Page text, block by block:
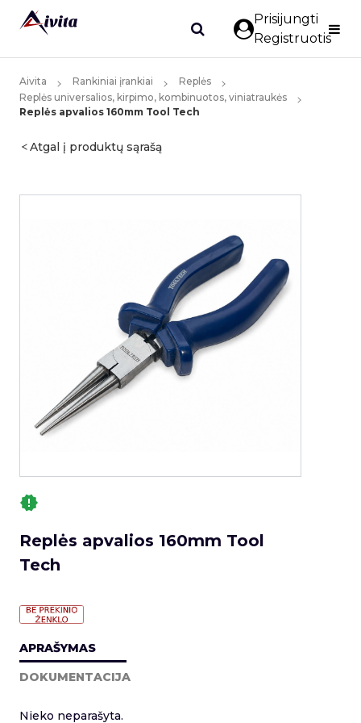
Prisijungti
Registruotis
Aivita Rankiniai įrankiai
Replės
Replės universalios, kirpimo, kombinuotos, viniatraukės
Replės apvalios 160mm Tool Tech
Atgal į produktų sąrašą
Replės apvalios 160mm Tool
Tech
APRAŠYMAS
DOKUMENTACIJA
Nieko neparašyta.